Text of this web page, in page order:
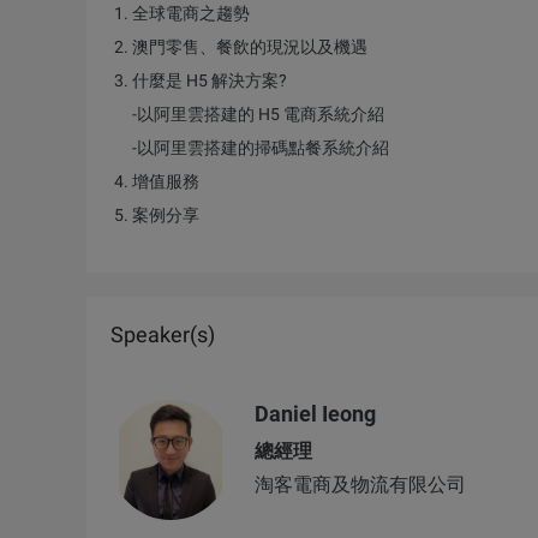
全球電商之趨勢
澳門零售、餐飲的現況以及機遇
什麼是 H5 解決方案?
-以阿里雲搭建的 H5 電商系統介紹
-以阿里雲搭建的掃碼點餐系統介紹
增值服務
案例分享
Speaker(s)
Daniel Ieong
總經理
淘客電商及物流有限公司